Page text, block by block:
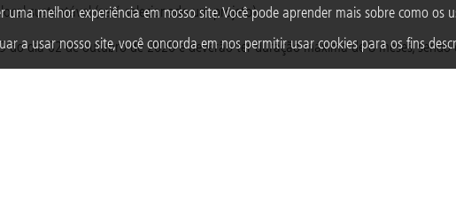
uma melhor experiência em nosso site. Você pode aprender mais sobre como os
a usar nosso site, você concorda em nos permitir usar cookies para os fins
sustentável (será selecionado um projeto).
do dia 02 de outubro de 2020 e deverão ter duração máxima de 8 meses,